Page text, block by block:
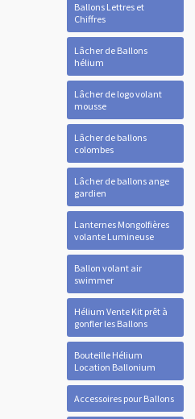
Ballons Lettres et
Chiffres
Lâcher de Ballons
hélium
Lâcher de logo volant
mousse
Lâcher de ballons
colombes
Lâcher de ballons ange
gardien
Lanternes Mongolfières
volante Lumineuse
Ballon volant air
swimmer
Hélium Vente Kit prêt à
gonfler les Ballons
Bouteille Hélium
Location Ballonium
Accessoires pour Ballons